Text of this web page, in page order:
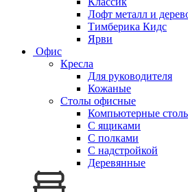
Лофт металл и
Тимберика Кидс
Ярви
Офис
Кресла
Для руководителя
Кожаные
Столы офисные
Компьютерные
С ящиками
С полками
С надстройкой
Деревянные